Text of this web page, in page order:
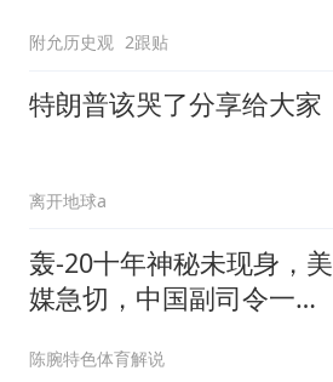
吗？
附允历史观 2跟贴
特朗普该哭了分享给大家
离开地球a
轰-20十年神秘未现身，美
媒急切，中国副司令一句
陈腕特色体育解说